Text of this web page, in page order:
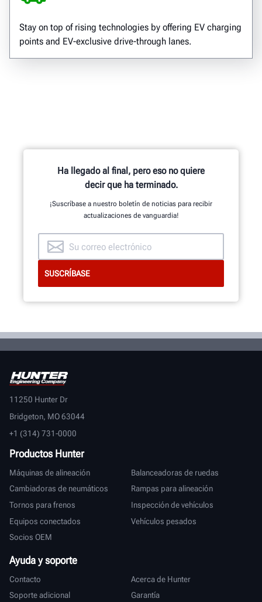
Stay on top of rising technologies by offering EV charging
points and EV-exclusive drive-through lanes.
Ha llegado al final, pero eso no quiere
decir que ha terminado.
¡Suscríbase a nuestro boletín de noticias para recibir
actualizaciones de vanguardia!
11250 Hunter Dr
Bridgeton, MO 63044
+1 (314) 731-0000
Productos Hunter
Máquinas de alineación
Balanceadoras de ruedas
Cambiadoras de neumáticos
Rampas para alineación
Tornos para frenos
Inspección de vehículos
Equipos conectados
Vehículos pesados
Socios OEM
Ayuda y soporte
Contacto
Acerca de Hunter
Soporte adicional
Garantía